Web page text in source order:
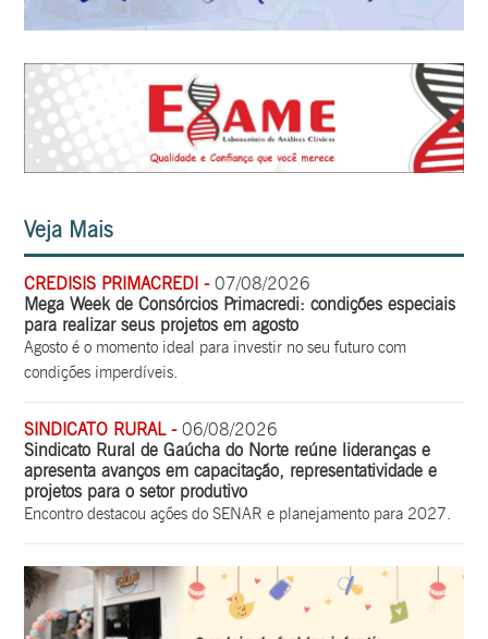
Veja Mais
CREDISIS PRIMACREDI -07/08/2026
Mega Week de Consórcios Primacredi: condições especiais
para realizar seus projetos em agosto
Agosto é o momento ideal para investir no seu futuro com
condições imperdíveis.
SINDICATO RURAL -06/08/2026
Sindicato Rural de Gaúcha do Norte reúne lideranças e
apresenta avanços em capacitação, representatividade e
projetos para o setor produtivo
Encontro destacou ações do SENAR e planejamento para 2027.